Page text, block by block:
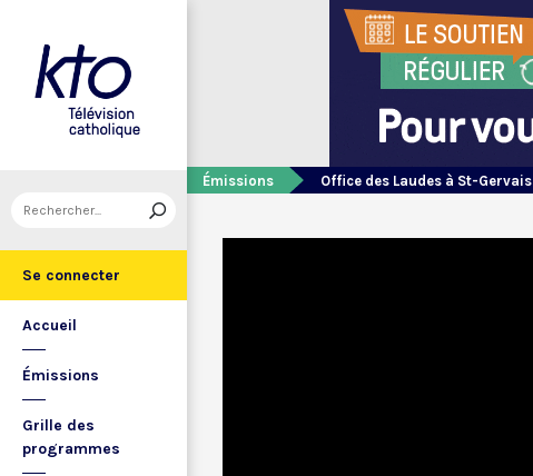
Se connecter
Accueil
Émissions
Grille des
programmes
Émissions Office des Laudes à St-Gervais